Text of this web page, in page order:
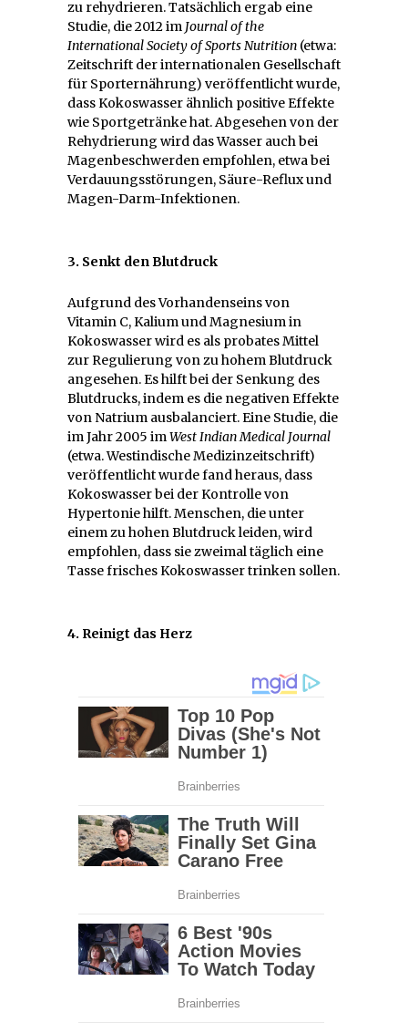
zu rehydrieren. Tatsächlich ergab eine
Studie, die 2012 im Journal of the
International Society of Sports Nutrition (etwa:
Zeitschrift der internationalen Gesellschaft
für Sporternährung) veröffentlicht wurde,
dass Kokoswasser ähnlich positive Effekte
wie Sportgetränke hat. Abgesehen von der
Rehydrierung wird das Wasser auch bei
Magenbeschwerden empfohlen, etwa bei
Verdauungsstörungen, Säure-Reflux und
Magen-Darm-Infektionen.
3. Senkt den Blutdruck
Aufgrund des Vorhandenseins von
Vitamin C, Kalium und Magnesium in
Kokoswasser wird es als probates Mittel
zur Regulierung von zu hohem Blutdruck
angesehen. Es hilft bei der Senkung des
Blutdrucks, indem es die negativen Effekte
von Natrium ausbalanciert. Eine Studie, die
im Jahr 2005 imWest Indian Medical Journal
(etwa. Westindische Medizinzeitschrift)
veröffentlicht wurde fand heraus, dass
Kokoswasser bei der Kontrolle von
Hypertonie hilft. Menschen, die unter
einem zu hohen Blutdruck leiden, wird
empfohlen, dass sie zweimal täglich eine
Tasse frisches Kokoswasser trinken sollen.
4. Reinigt das Herz